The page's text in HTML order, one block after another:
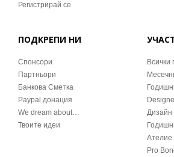
Регистрирай се
ПОДКРЕПИ НИ
Спонсори
Партньори
Банкова Сметка
Paypal донация
We dream about…
Твоите идеи
Всички
Дизайн
Ателие
Pro